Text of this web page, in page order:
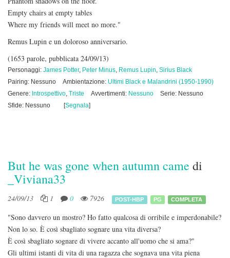
Empty chairs at empty tables
Where my friends will meet no more."
Remus Lupin e un doloroso anniversario.
(1653 parole, pubblicata 24/09/13)
Personaggi: James Potter, Peter Minus, Remus Lupin, Sirius Black
Pairing: Nessuno
Ambientazione: Ultimi Black e Malandrini (1950-1990)
Genere: Introspettivo, Triste Avvertimenti: Nessuno
Serie: Nessuno
Sfide: Nessuno
[Segnala]
But he was gone when autumn came di
_Viviana33
24/09/13 1 0 7926 POST-HBP PG COMPLETA
"Sono davvero un mostro? Ho fatto qualcosa di orribile e imperdonabile?
Non lo so. È così sbagliato sognare una vita diversa?
È così sbagliato sognare di vivere accanto all'uomo che si ama?"
Gli ultimi istanti di vita di una ragazza che sognava una vita piena